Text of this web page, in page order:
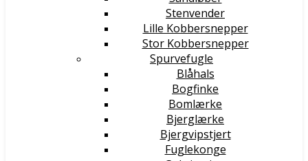
Stenvender
Lille Kobbersnepper
Stor Kobbersnepper
Spurvefugle
Blåhals
Bogfinke
Bomlærke
Bjerglærke
Bjergvipstjert
Fuglekonge